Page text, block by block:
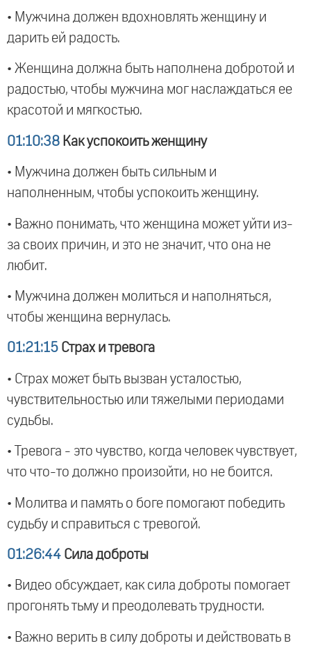
• Мужчина должен вдохновлять женщину и
дарить ей радость.
• Женщина должна быть наполнена добротой и
радостью, чтобы мужчина мог наслаждаться ее
красотой и мягкостью.
01:10:38 Как успокоить женщину
• Мужчина должен быть сильным и
наполненным, чтобы успокоить женщину.
• Важно понимать, что женщина может уйти из-
за своих причин, и это не значит, что она не
любит.
• Мужчина должен молиться и наполняться,
чтобы женщина вернулась.
01:21:15 Страх и тревога
• Страх может быть вызван усталостью,
чувствительностью или тяжелыми периодами
судьбы.
• Тревога - это чувство, когда человек чувствует,
что что-то должно произойти, но не боится.
• Молитва и память о боге помогают победить
судьбу и справиться с тревогой.
01:26:44 Сила доброты
• Видео обсуждает, как сила доброты помогает
прогонять тьму и преодолевать трудности.
• Важно верить в силу доброты и действовать в